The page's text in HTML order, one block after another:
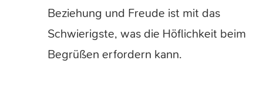
Beziehung und Freude ist mit das
Schwierigste, was die Höflichkeit beim
Begrüßen erfordern kann.